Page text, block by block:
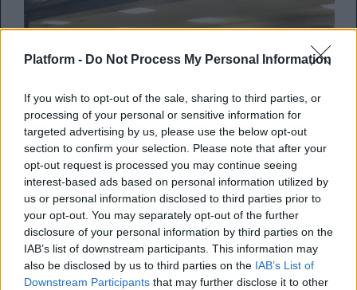
Platform - Do Not Process My Personal Information
If you wish to opt-out of the sale, sharing to third parties, or
processing of your personal or sensitive information for
targeted advertising by us, please use the below opt-out
section to confirm your selection. Please note that after your
opt-out request is processed you may continue seeing
interest-based ads based on personal information utilized by
us or personal information disclosed to third parties prior to
your opt-out. You may separately opt-out of the further
disclosure of your personal information by third parties on the
IAB’s list of downstream participants. This information may
also be disclosed by us to third parties on the IAB’s List of
Downstream Participants that may further disclose it to other
ΑΠΘ: Διευκρινίσεις της
Πανεπιστημιακής Φοιτητικής
Λέσχης για την υγειονομική
ασφάλεια